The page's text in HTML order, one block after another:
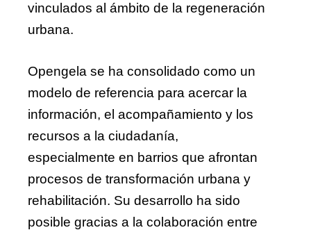
vinculados al ámbito de la regeneración
urbana.
Opengela se ha consolidado como un
modelo de referencia para acercar la
información, el acompañamiento y los
recursos a la ciudadanía,
especialmente en barrios que afrontan
procesos de transformación urbana y
rehabilitación. Su desarrollo ha sido
posible gracias a la colaboración entre